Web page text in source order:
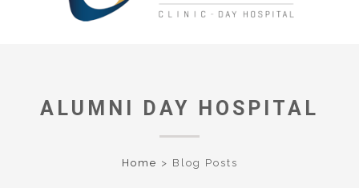
ALUMNI DAY HOSPITAL
Home > Blog Posts